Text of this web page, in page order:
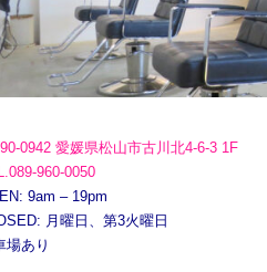
0942 愛媛県松山市古川北4-6-3 1F
960-0050
9am – 19pm
月曜日、第3火曜日
場あり